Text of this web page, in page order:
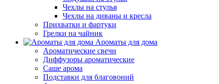
Чехлы на стулья
Чехлы на диваны и кресла
Прихватки и фартуки
Грелки на чайник
Ароматы для дома
Ароматические свечи
Диффузоры ароматические
Саше арома
Подставки для благовоний